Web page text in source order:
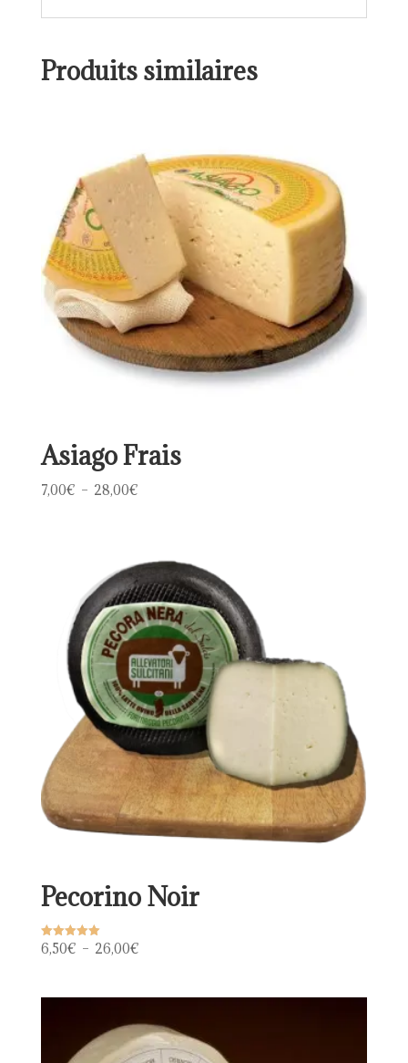
Produits similaires
Asiago Frais
7,00€ – 28,00€Plage
28,00€
Pecorino Noir
Note
5.00
6,50€ – 26,00€Plage
à
26,00€